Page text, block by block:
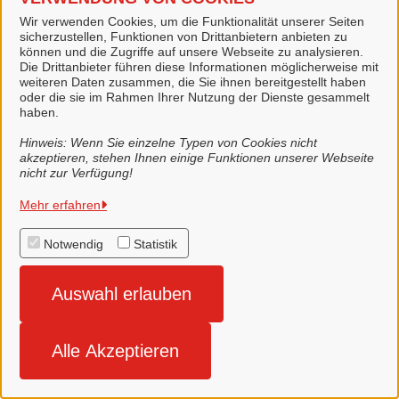
Wir verwenden Cookies, um die Funktionalität unserer Seiten
sicherzustellen, Funktionen von Drittanbietern anbieten zu
können und die Zugriffe auf unsere Webseite zu analysieren.
Die Drittanbieter führen diese Informationen möglicherweise mit
weiteren Daten zusammen, die Sie ihnen bereitgestellt haben
oder die sie im Rahmen Ihrer Nutzung der Dienste gesammelt
haben.
Hinweis: Wenn Sie einzelne Typen von Cookies nicht
akzeptieren, stehen Ihnen einige Funktionen unserer Webseite
nicht zur Verfügung!
Mehr erfahren
Notwendig Statistik
Auswahl erlauben
Alle Akzeptieren
Ihr Konto wurde erfolgreich gelöscht.
Startseite
Stadt Lingen (Ems)
Impressum